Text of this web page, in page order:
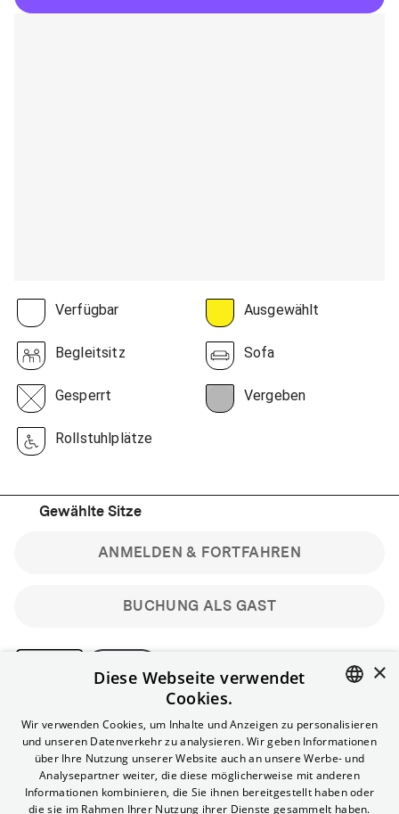
Verfügbar Ausgewählt
Begleitsitz Sofa
Gesperrt Vergeben
Rollstuhlplätze
Gewählte Sitze
BUCHUNG ALS GAST
ANMELDEN & FORTFAHREN
Bitte beachte: Gastbuchungen sind nicht stornierbar.
Registriere dich kostenlos für bis zu 90 min vor Filmbeginn
stornierbare Tickets für reguläre Vorstellungen.
Unlimited-Mitglied? Melde dich an, um deine Benefits
nutzen zu können.
ENGLISH
×
Diese Webseite verwendet
Cookies.
Wir verwenden Cookies, um Inhalte und Anzeigen zu personalisieren
und unseren Datenverkehr zu analysieren. Wir geben Informationen
über Ihre Nutzung unserer Website auch an unsere Werbe- und
Analysepartner weiter, die diese möglicherweise mit anderen
Informationen kombinieren, die Sie ihnen bereitgestellt haben oder
die sie im Rahmen Ihrer Nutzung ihrer Dienste gesammelt haben.